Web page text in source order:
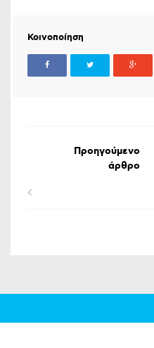
Κοινοποίηση
Προηγούμενο
άρθρο